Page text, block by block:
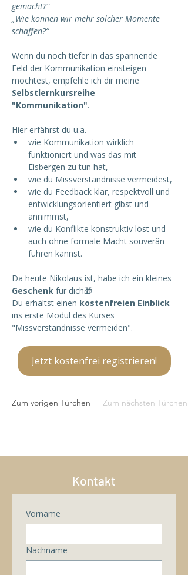
gemacht?“
„Wie können wir mehr solcher Momente
schaffen?“
Wenn du noch tiefer in das spannende
Feld der Kommunikation einsteigen
möchtest, empfehle ich dir meine
Selbstlernkursreihe
"Kommunikation".
Hier erfährst du u.a.
wie Kommunikation wirklich
funktioniert und was das mit
Eisbergen zu tun hat,
wie du Missverständnisse vermeidest,
wie du Feedback klar, respektvoll und
entwicklungsorientiert gibst und
annimmst,
wie du Konflikte konstruktiv löst und
auch ohne formale Macht souverän
führen kannst.
Da heute Nikolaus ist, habe ich ein kleines
Geschenk für dich🎁
Du erhältst einen kostenfreien Einblick
ins erste Modul des Kurses
"Missverständnisse vermeiden".
Jetzt kostenfrei registrieren!
Zum vorigen Türchen Zum nächsten Türchen
Kontakt
Vorname
Nachname